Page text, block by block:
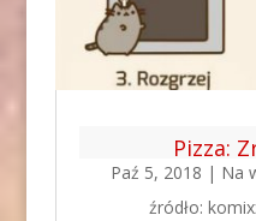
Pizza:
Paź 5, 2018 | Na
źródło: